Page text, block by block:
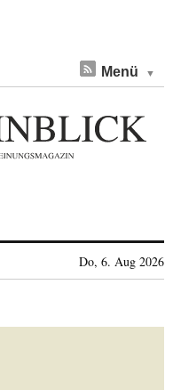
Menü
Do, 6. Aug 2026